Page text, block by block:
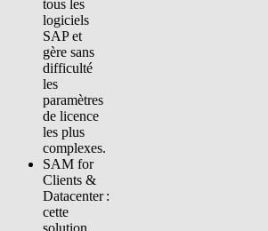
tous les
logiciels
SAP et
gère sans
difficulté
les
paramètres
de licence
les plus
complexes.
SAM for
Clients &
Datacenter :
cette
solution